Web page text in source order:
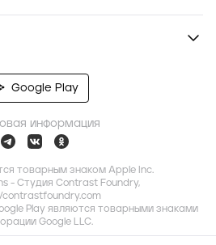
Google Play
информация
товарным знаком Apple Inc.
- Студия Contrast Foundry,
contrastfoundry.com
Play являются товарными знаками
Google LLC.